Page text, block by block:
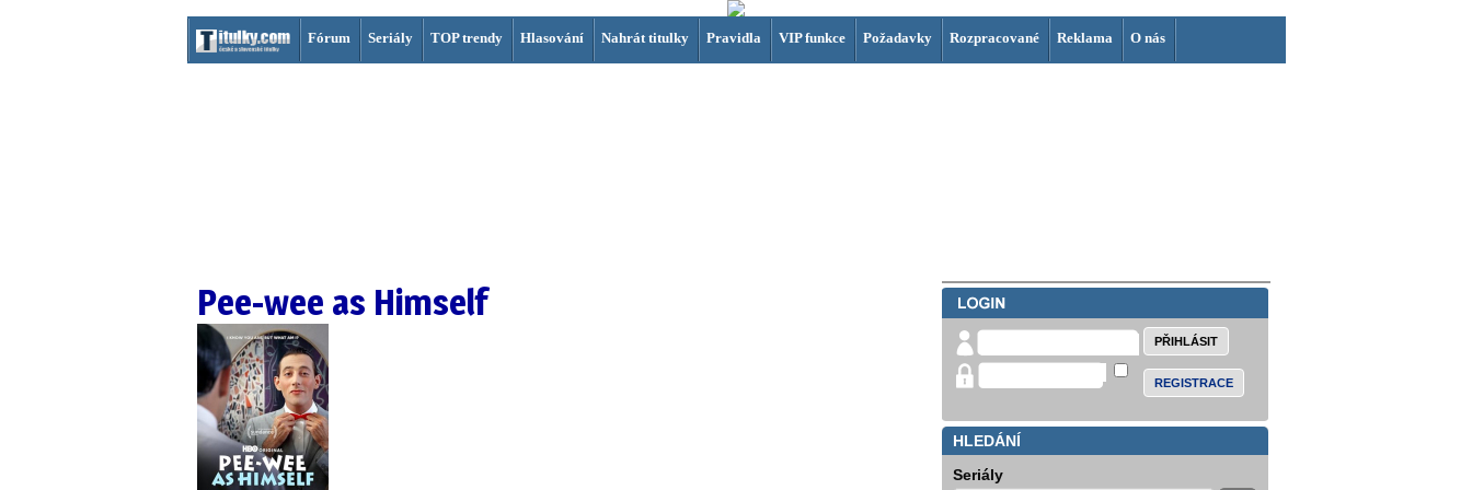
Fórum Seriály TOP trendy Hlasování Nahrát titulky Pravidla VIP funkce Požadavky Rozpracované Reklama O nás
Pee-wee as Himself
REGISTRACE
HLEDÁNÍ
Seriály